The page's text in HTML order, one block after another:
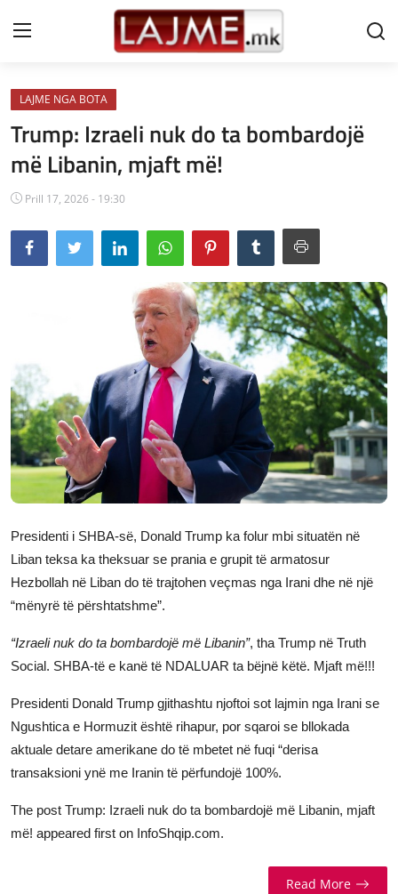
Shtëpi
LAJME MAQEDONI
SHQIPERI
KOSOVA
LAJME NGA BOTA
SHENDETI
JETA
Gallery
LAJME NGA BOTA
Trump: Izraeli nuk do ta bombardojë
më Libanin, mjaft më!
Prill 17, 2026 - 19:30
Presidenti i SHBA-së, Donald Trump ka folur mbi situatën në
Liban teksa ka theksuar se prania e grupit të armatosur
Hezbollah në Liban do të trajtohen veçmas nga Irani dhe në një
“mënyrë të përshtatshme”.
“Izraeli nuk do ta bombardojë më Libanin”, tha Trump në Truth
Social. SHBA-të e kanë të NDALUAR ta bëjnë këtë. Mjaft më!!!
Presidenti Donald Trump gjithashtu njoftoi sot lajmin nga Irani se
Ngushtica e Hormuzit është rihapur, por sqaroi se bllokada
aktuale detare amerikane do të mbetet në fuqi “derisa
transaksioni ynë me Iranin të përfundojë 100%.
The post Trump: Izraeli nuk do ta bombardojë më Libanin, mjaft
më! appeared first on InfoShqip.com.
Read More